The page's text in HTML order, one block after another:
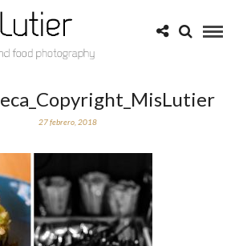
27 febrero, 2018